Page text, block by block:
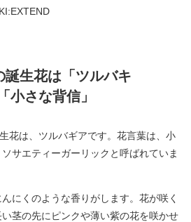
誕生花は「ツルバキ
小さな背信」
花は、ツルバギアです。花言葉は、小
サエティーガーリックと呼ばれていま
にくのような香りがします。花が咲く
茎の先にピンクや薄い紫の花を咲かせ